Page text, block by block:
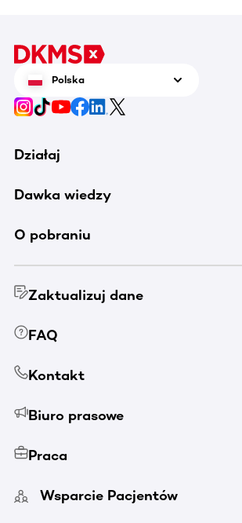
Polska
Działaj
Dawka wiedzy
O pobraniu
Zaktualizuj dane
FAQ
Kontakt
Biuro prasowe
Praca
Wsparcie Pacjentów